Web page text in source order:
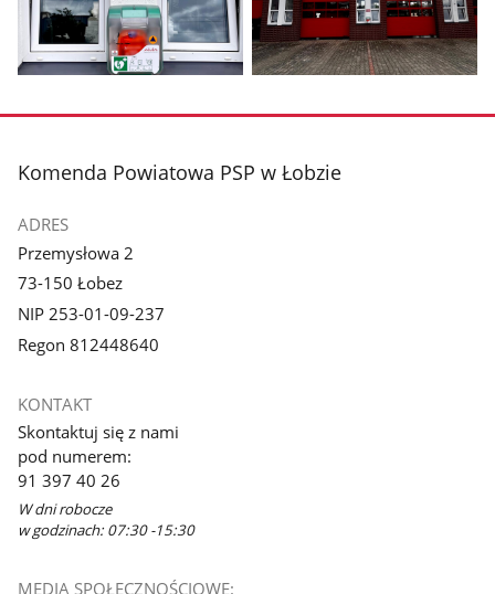
zdjęcie
galerii.
zdjęcie
galerii.
stopka
Komenda Powiatowa PSP w Łobzie
ADRES
Przemysłowa 2
73-150 Łobez
NIP 253-01-09-237
Regon 812448640
KONTAKT
Skontaktuj się z nami
pod numerem:
91 397 40 26
W dni robocze
w godzinach: 07:30 -15:30
MEDIA SPOŁECZNOŚCIOWE: